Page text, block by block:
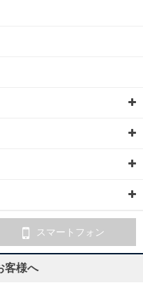
スマートフォン
客様へ